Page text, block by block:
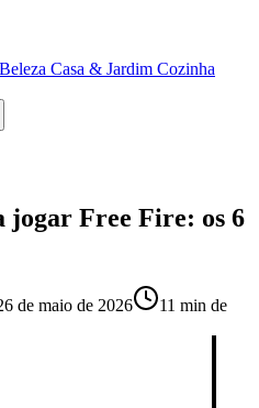
Beleza Casa & Jardim Cozinha
Free Fire: os 6
de maio de 2026
11 min de